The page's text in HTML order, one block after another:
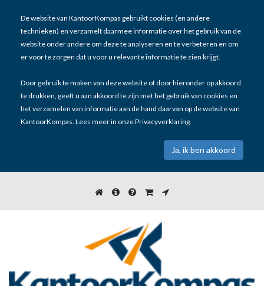
De website van KantoorKompas gebruikt cookies (en andere
technieken) en verzamelt daarmee informatie over het gebruik van de
website onder andere om deze te analyseren en te verbeteren en om
er voor te zorgen dat u voor u relevante informatie te zien krijgt.
Door gebruik te maken van deze website of door hieronder op akkoord
te drukken, geeft u aan akkoord te zijn met het gebruik van cookies en
het verzamelen van informatie aan de hand daarvan op de website van
KantoorKompas. Lees meer in onzePrivacyverklaring.